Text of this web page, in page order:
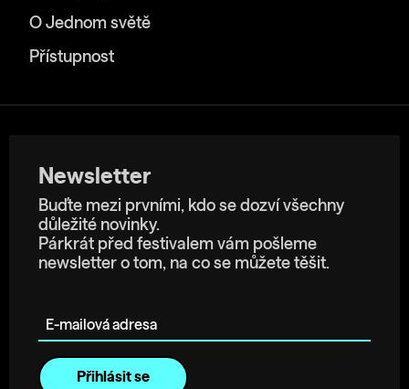
O Jednom světě
Přístupnost
Newsletter
Buďte mezi prvními, kdo se dozví všechny
důležité novinky.
Párkrát před festivalem vám pošleme
newsletter o tom, na co se můžete těšit.